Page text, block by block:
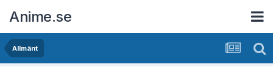
Anime.se
Allmänt